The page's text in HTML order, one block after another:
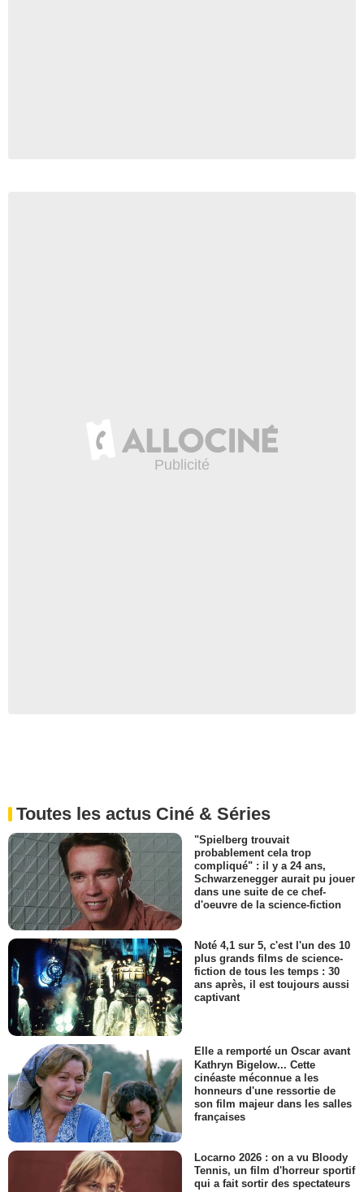
Toutes les actus Ciné & Séries
"Spielberg trouvait
probablement cela trop
compliqué" : il y a 24 ans,
Schwarzenegger aurait pu jouer
dans une suite de ce chef-
d'oeuvre de la science-fiction
Noté 4,1 sur 5, c'est l'un des 10
plus grands films de science-
fiction de tous les temps : 30
ans après, il est toujours aussi
captivant
Elle a remporté un Oscar avant
Kathryn Bigelow... Cette
cinéaste méconnue a les
honneurs d'une ressortie de
son film majeur dans les salles
françaises
Locarno 2026 : on a vu Bloody
Tennis, un film d'horreur sportif
qui a fait sortir des spectateurs